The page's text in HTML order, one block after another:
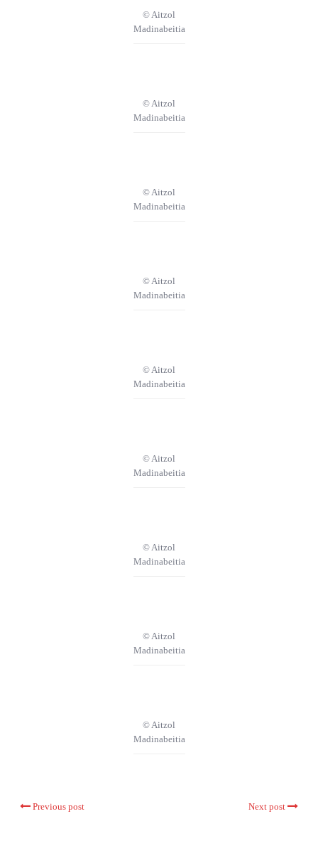
© Aitzol
Madinabeitia
© Aitzol
Madinabeitia
© Aitzol
Madinabeitia
© Aitzol
Madinabeitia
© Aitzol
Madinabeitia
© Aitzol
Madinabeitia
© Aitzol
Madinabeitia
© Aitzol
Madinabeitia
© Aitzol
Madinabeitia
Previous post Next post